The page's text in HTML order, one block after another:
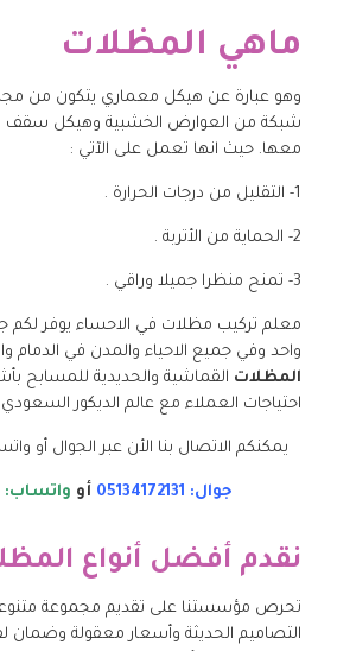
ماهي المظلات
وهو عبارة عن هيكل معماري يتكون من
شبكة من العوارض الخشبية وهيكل سقف
معها. حيث انها تعمل على الآتي :
1- التقليل من درجات الحرارة .
2- الحماية من الأتربة .
3- تمنح منظرا جميلا وراقي .
معلم تركيب مظلات في الاحساء يوفر لكم
واحد وفي جميع الاحياء والمدن في الدمام
المظلات القماشية والحديدية للمسابح
احتياجات العملاء مع عالم الديكور السعودي
يمكنكم الاتصال بنا الأن عبر الجوال أو
جوال: 05134172131 أو واتساب: 05134172131
نقدم أفضل أنواع
تحرص مؤسستنا على تقديم مجموعة
التصاميم الحديثة وأسعار معقولة وضمان